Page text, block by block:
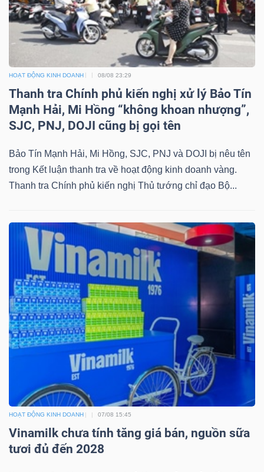
HOẠT ĐỘNG KINH DOANH 08/08 23:29
Thanh tra Chính phủ kiến nghị xử lý Bảo Tín
Mạnh Hải, Mi Hồng “không khoan nhượng”,
SJC, PNJ, DOJI cũng bị gọi tên
Bảo Tín Mạnh Hải, Mi Hồng, SJC, PNJ và DOJI bị nêu tên
trong Kết luận thanh tra về hoạt động kinh doanh vàng.
Thanh tra Chính phủ kiến nghị Thủ tướng chỉ đạo Bộ...
HOẠT ĐỘNG KINH DOANH 07/08 15:45
Vinamilk chưa tính tăng giá bán, nguồn sữa
tươi đủ đến 2028
YẾU
TIÊU
DÙNG
THIẾT
YẾU
SỨC
KHỎE
TÀI
CHÍNH
CÔNG
THÔNG